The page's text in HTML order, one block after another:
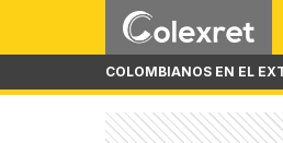
COLOMBIANOS EN EL